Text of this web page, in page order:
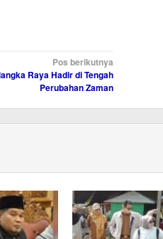
Pos berikutnya
Raya Hadir di Tengah
Perubahan Zaman